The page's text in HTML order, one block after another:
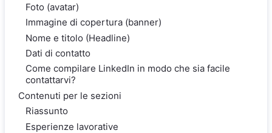
Foto (avatar)
Immagine di copertura (banner)
Nome e titolo (Headline)
Dati di contatto
Come compilare LinkedIn in modo che sia facile
contattarvi?
Contenuti per le sezioni
Riassunto
Esperienze lavorative